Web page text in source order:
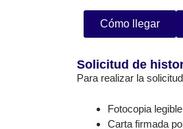
Cómo llegar
Solicitud de
Para realizar la
Fotocopia
Carta firmada